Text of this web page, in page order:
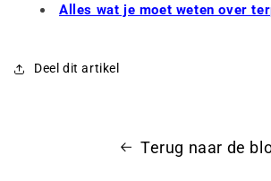
Alles wat je moet weten over
Deel dit artikel
Terug naar de